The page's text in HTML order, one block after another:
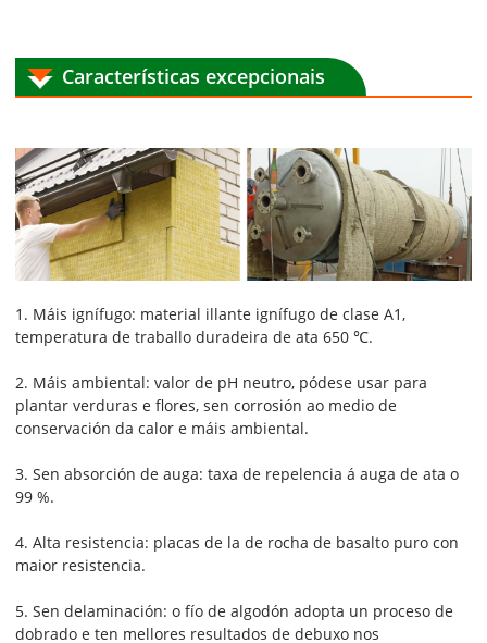
Características excepcionais
1. Máis ignífugo: material illante ignífugo de clase A1,
temperatura de traballo duradeira de ata 650 ℃.
2. Máis ambiental: valor de pH neutro, pódese usar para
plantar verduras e flores, sen corrosión ao medio de
conservación da calor e máis ambiental.
3. Sen absorción de auga: taxa de repelencia á auga de ata o
99 %.
4. Alta resistencia: placas de la de rocha de basalto puro con
maior resistencia.
5. Sen delaminación: o fío de algodón adopta un proceso de
dobrado e ten mellores resultados de debuxo nos